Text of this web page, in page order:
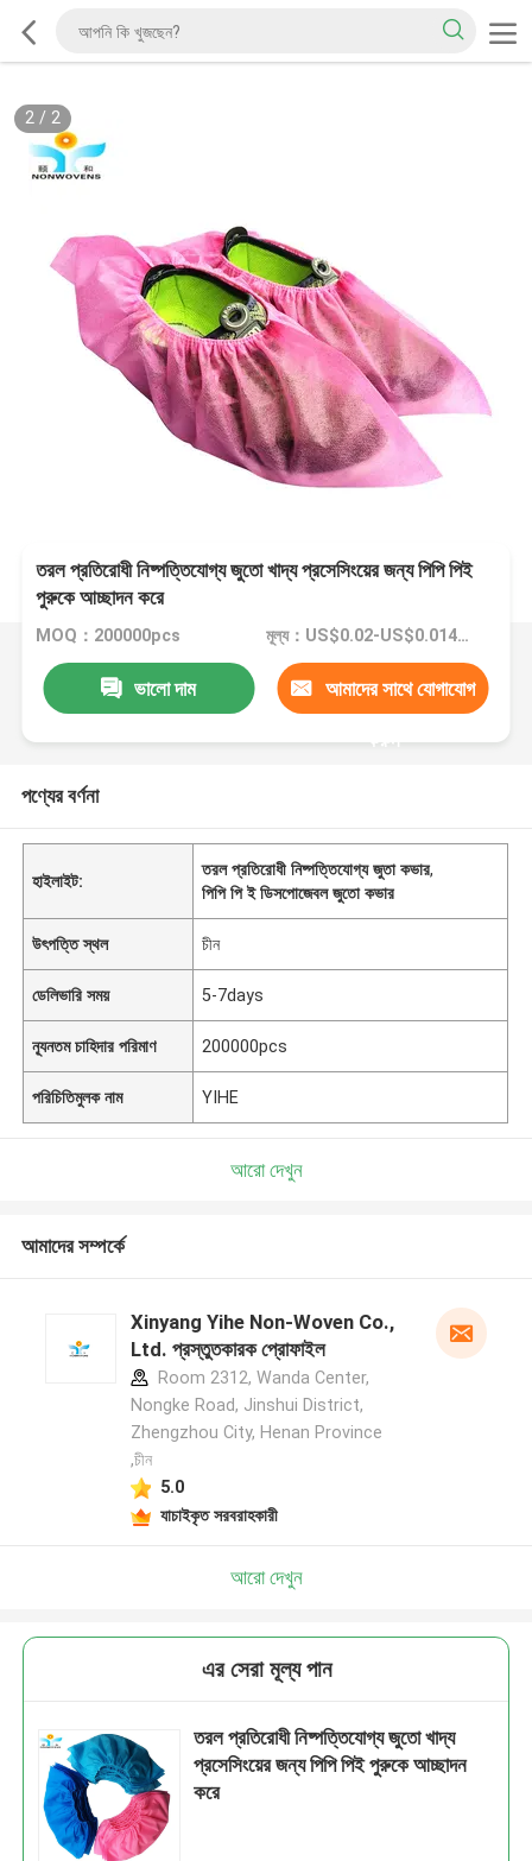
2/ 2
তরল প্রতিরোধী নিষ্পত্তিযোগ্য জুতো খাদ্য প্রসেসিংয়ের জন্য পিপি পিই
পুরুকে আচ্ছাদন করে
MOQ：200000pcs মূল্য：US$0.02-US$0.014/PCS
ভালো দাম আমাদের সাথে যোগাযোগ
করুন
পণ্যের বর্ণনা
হাইলাইট:
তরল প্রতিরোধী নিষ্পত্তিযোগ্য জুতা কভার,
পিপি পি ই ডিসপোজেবল জুতো কভার
উৎপত্তি স্থল চীন
ডেলিভারি সময় 5-7days
ন্যূনতম চাহিদার পরিমাণ 200000pcs
পরিচিতিমুলক নাম YIHE
আরো দেখুন
আমাদের সম্পর্কে
Xinyang Yihe Non-Woven Co.,
Ltd. প্রস্তুতকারক প্রোফাইল
Room 2312, Wanda Center,
Nongke Road, Jinshui District,
Zhengzhou City, Henan Province
,চীন
5.0
যাচাইকৃত সরবরাহকারী
আরো দেখুন
এর সেরা মূল্য পান
তরল প্রতিরোধী নিষ্পত্তিযোগ্য জুতো খাদ্য
প্রসেসিংয়ের জন্য পিপি পিই পুরুকে আচ্ছাদন
করে